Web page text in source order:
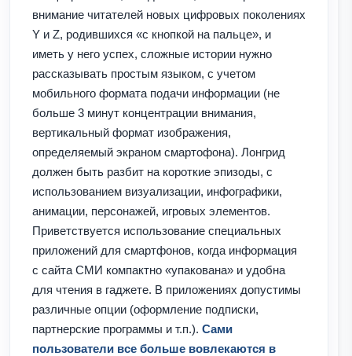
внимание читателей новых цифровых поколениях
Y и Z, родившихся «с кнопкой на пальце», и
иметь у него успех, сложные истории нужно
рассказывать простым языком, с учетом
мобильного формата подачи информации (не
больше 3 минут концентрации внимания,
вертикальный формат изображения,
определяемый экраном смартофона). Лонгрид
должен быть разбит на короткие эпизоды, с
использованием визуализации, инфографики,
анимации, персонажей, игровых элементов.
Приветствуется использование специальных
приложений для смартфонов, когда информация
с сайта СМИ компактно «упакована» и удобна
для чтения в гаджете. В приложениях допустимы
различные опции (оформление подписки,
партнерские программы и т.п.). Сами
пользователи все больше вовлекаются в